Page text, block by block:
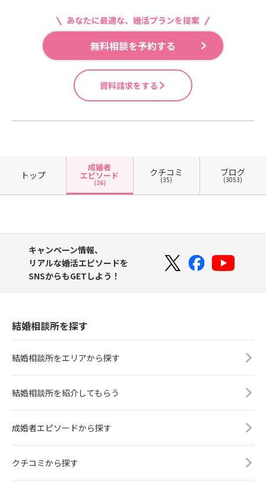
あなたに最適な、婚活プランを提案
無料相談を予約する
資料請求をする
トップ
成婚者
エピソード
(26)
クチコミ
(35)
ブログ
(3053)
キャンペーン情報、
リアルな婚活エピソードを
SNSからもGETしよう！
結婚相談所を探す
結婚相談所をエリアから探す
結婚相談所を紹介してもらう
成婚者エピソードから探す
クチコミから探す